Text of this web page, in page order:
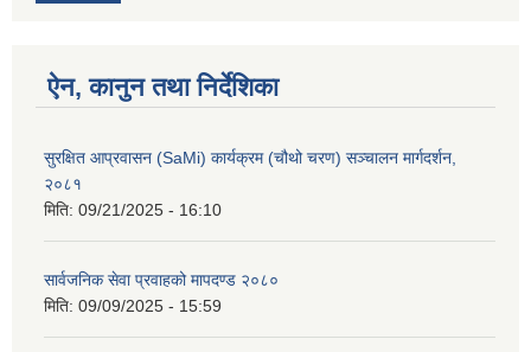
ऐन, कानुन तथा निर्देशिका
सुरक्षित आप्रवासन (SaMi) कार्यक्रम (चौथो चरण) सञ्चालन मार्गदर्शन,
२०८१
मिति: 09/21/2025 - 16:10
सार्वजनिक सेवा प्रवाहको मापदण्ड २०८०
मिति: 09/09/2025 - 15:59